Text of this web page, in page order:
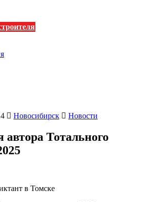
Новосибирск Новости
Тотального
в Томске